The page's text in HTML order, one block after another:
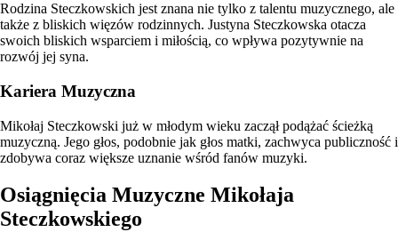
Rodzina Steczkowskich jest znana nie tylko z talentu muzycznego, ale
także z bliskich więzów rodzinnych. Justyna Steczkowska otacza
swoich bliskich wsparciem i miłością, co wpływa pozytywnie na
rozwój jej syna.
Kariera Muzyczna
Mikołaj Steczkowski już w młodym wieku zaczął podążać ścieżką
muzyczną. Jego głos, podobnie jak głos matki, zachwyca publiczność i
zdobywa coraz większe uznanie wśród fanów muzyki.
Osiągnięcia Muzyczne Mikołaja
Steczkowskiego